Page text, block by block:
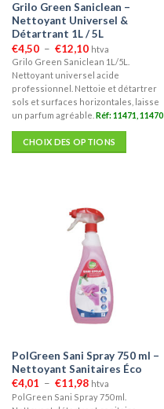
Grilo Green Saniclean –
Nettoyant Universel &
Détartrant 1L / 5L
€4,50 – €12,10Plage
de
prix :
€4,50
à
€12,10
htva
Grilo Green Saniclean 1L/5L.
Nettoyant universel acide
professionnel. Nettoie et détartrer
sols et surfaces horizontales, laisse
un parfum agréable. Réf: 11471, 11470
CHOIX DES OPTIONS
page
du
produit
PolGreen Sani Spray 750 ml –
Nettoyant Sanitaires Éco
€4,01 – €11,98Plage
de
prix :
htva
PolGreen Sani Spray 750 ml.